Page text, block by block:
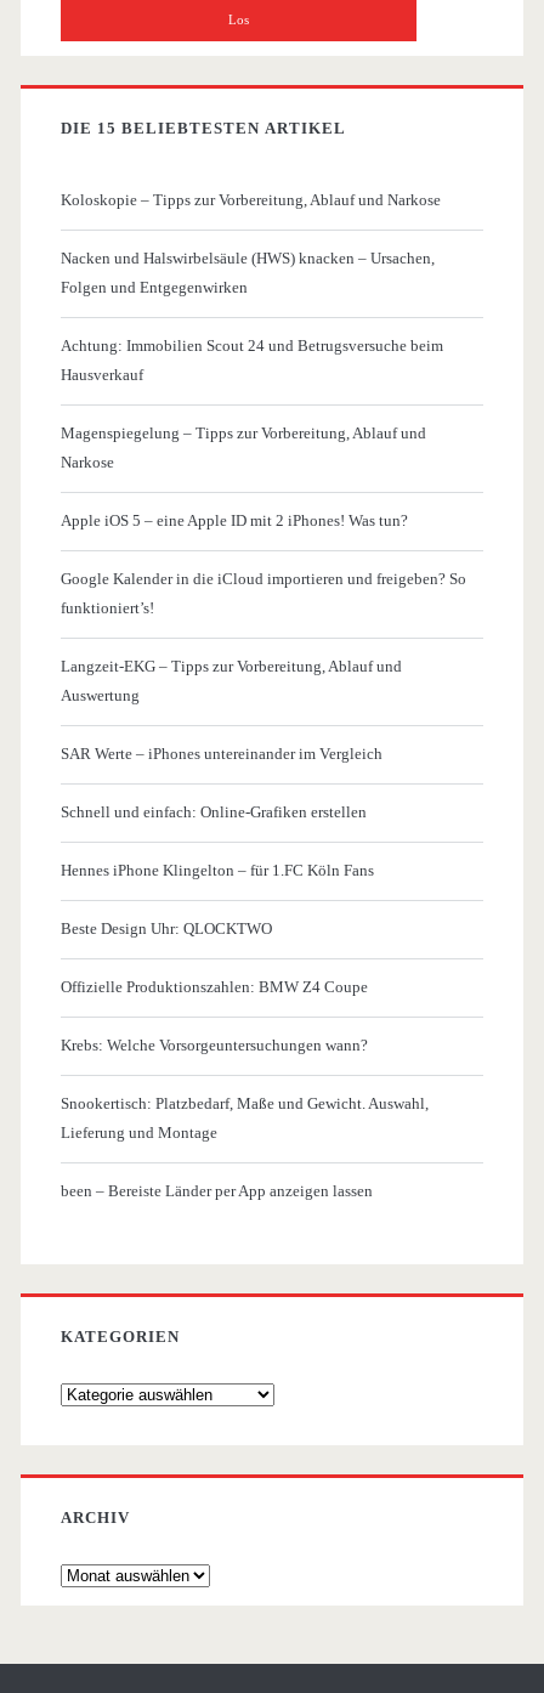
DIE 15 BELIEBTESTEN ARTIKEL
Koloskopie – Tipps zur Vorbereitung, Ablauf und Narkose
Nacken und Halswirbelsäule (HWS) knacken – Ursachen,
Folgen und Entgegenwirken
Achtung: Immobilien Scout 24 und Betrugsversuche beim
Hausverkauf
Magenspiegelung – Tipps zur Vorbereitung, Ablauf und
Narkose
Apple iOS 5 – eine Apple ID mit 2 iPhones! Was tun?
Google Kalender in die iCloud importieren und freigeben? So
funktioniert’s!
Langzeit-EKG – Tipps zur Vorbereitung, Ablauf und
Auswertung
SAR Werte – iPhones untereinander im Vergleich
Schnell und einfach: Online-Grafiken erstellen
Hennes iPhone Klingelton – für 1.FC Köln Fans
Beste Design Uhr: QLOCKTWO
Offizielle Produktionszahlen: BMW Z4 Coupe
Krebs: Welche Vorsorgeuntersuchungen wann?
Snookertisch: Platzbedarf, Maße und Gewicht. Auswahl,
Lieferung und Montage
been – Bereiste Länder per App anzeigen lassen
KATEGORIEN
Kategorien
ARCHIV
Archiv